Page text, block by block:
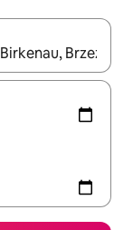
procházet pomocí